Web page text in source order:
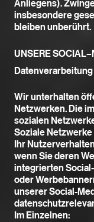
Anliegens).
insbesondere
bleiben unberührt.
UNSERE
Wir unterhalten
Netzwerken. Die
sozialen
Soziale
Ihr
wenn Sie deren
integrierten
oder
unserer Social-
Im Einzelnen: